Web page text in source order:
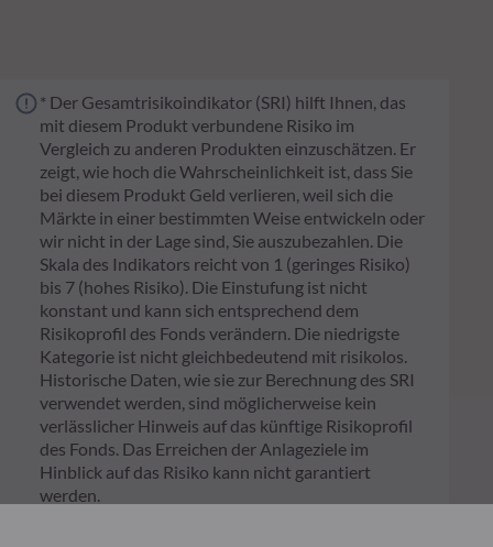
* Der Gesamtrisikoindikator (SRI) hilft Ihnen, das
mit diesem Produkt verbundene Risiko im
Vergleich zu anderen Produkten einzuschätzen. Er
zeigt, wie hoch die Wahrscheinlichkeit ist, dass Sie
bei diesem Produkt Geld verlieren, weil sich die
Märkte in einer bestimmten Weise entwickeln oder
wir nicht in der Lage sind, Sie auszubezahlen. Die
Skala des Indikators reicht von 1 (geringes Risiko)
bis 7 (hohes Risiko). Die Einstufung ist nicht
konstant und kann sich entsprechend dem
Risikoprofil des Fonds verändern. Die niedrigste
Kategorie ist nicht gleichbedeutend mit risikolos.
Historische Daten, wie sie zur Berechnung des SRI
verwendet werden, sind möglicherweise kein
verlässlicher Hinweis auf das künftige Risikoprofil
des Fonds. Das Erreichen der Anlageziele im
Hinblick auf das Risiko kann nicht garantiert
werden.